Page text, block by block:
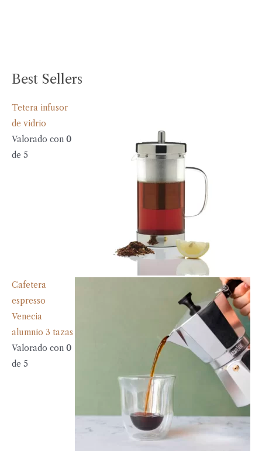
Best Sellers
Tetera infusor
de vidrio
Valorado con 0
de 5
Cafetera
espresso
Venecia
alumnio 3 tazas
Valorado con 0
de 5